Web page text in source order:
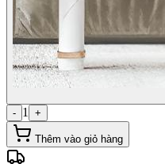
- 1 +
Thêm vào giỏ hàng